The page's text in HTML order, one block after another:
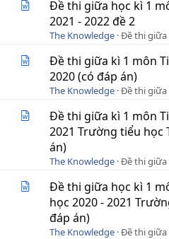
Đề thi giữa học kì 1
2021 - 2022 đề 2
The Knowledge Đề thi giữa
Đề thi giữa kì 1 môn
2020 (có đáp án)
The Knowledge Đề thi giữa
Đề thi giữa kì 1 môn
2021 Trường tiểu học
án)
The Knowledge Đề thi giữa
Đề thi giữa học kì 1
học 2020 - 2021
đáp án)
The Knowledge Đề thi giữa